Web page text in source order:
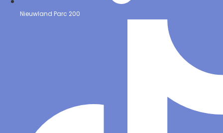
Nieuwland Parc 200